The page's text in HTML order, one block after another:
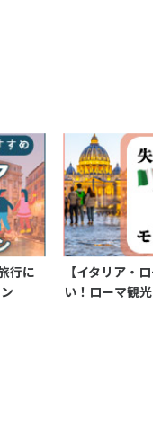
行に
【イタリア・
い！ローマ観